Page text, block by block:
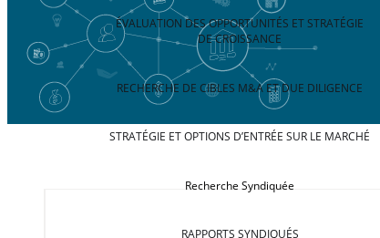
ÉVALUATION DES OPPORTUNITÉS ET STRATÉGIE
DE CROISSANCE
RECHERCHE DE CIBLES M&A ET DUE DILIGENCE
STRATÉGIE ET OPTIONS D’ENTRÉE SUR LE MARCHÉ
Recherche Syndiquée
RAPPORTS SYNDIQUÉS